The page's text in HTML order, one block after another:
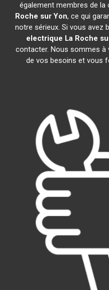
également membres de
Roche sur Yon, ce qui
notre sérieux. Si vous avez
electrique La Roche
contacter. Nous sommes
de vos besoins et vous